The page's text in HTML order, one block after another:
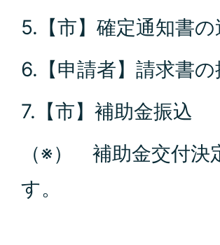
5.【市】確定通知書の
6.【申請者】請求書の
7.【市】補助金振込
（※） 補助金交付決
す。